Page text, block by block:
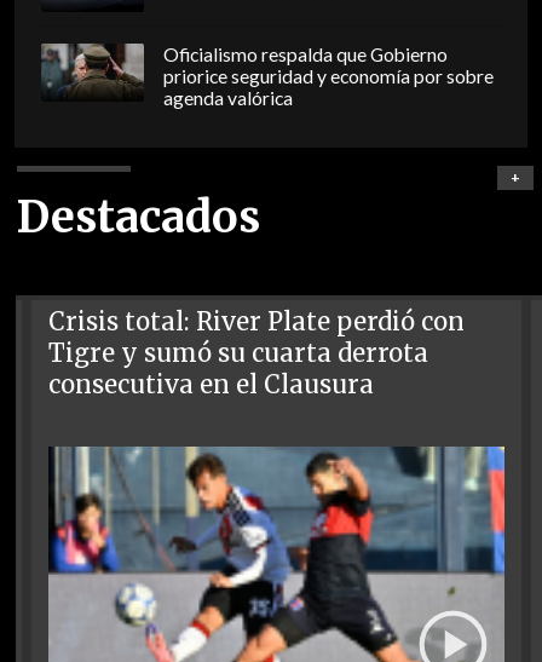
Oficialismo respalda que Gobierno
priorice seguridad y economía por sobre
agenda valórica
Destacados
+
Crisis total: River Plate perdió con
Tigre y sumó su cuarta derrota
consecutiva en el Clausura